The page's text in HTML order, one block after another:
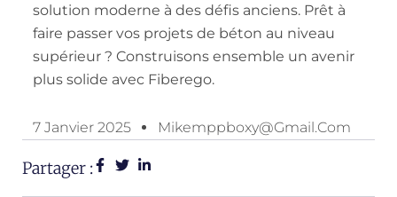
solution moderne à des défis anciens. Prêt à
faire passer vos projets de béton au niveau
supérieur ? Construisons ensemble un avenir
plus solide avec Fiberego.
7 Janvier 2025 Mikemppboxy@gmail.com
Partager :